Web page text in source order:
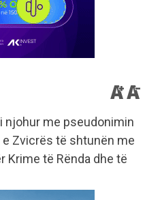
njohur me pseudonimin
e Zvicrës të shtunën me
Krime të Rënda dhe të